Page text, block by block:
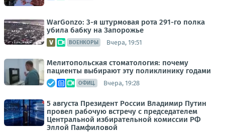
WarGonzo: 3-я штурмовая рота 291-го полка
убила бабку на Запорожье
ВОЕНКОРЫ Вчера, 19:51
Мелитопольская стоматология: почему
пациенты выбирают эту поликлинику годами
ОФИЦ. Вчера, 19:28
5 августа Президент России Владимир Путин
провел рабочую встречу с председателем
Центральной избирательной комиссии РФ
Эллой Памфиловой